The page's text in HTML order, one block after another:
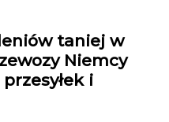
taniej w
Niemcy
i